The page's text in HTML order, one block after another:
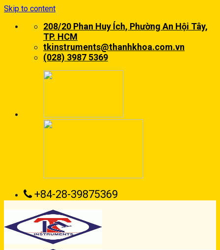
Skip to content
208/20 Phan Huy Ích, Phường An Hội Tây,
TP. HCM
tkinstruments@thanhkhoa.com.vn
(028) 3987 5369
+84-28-39875369